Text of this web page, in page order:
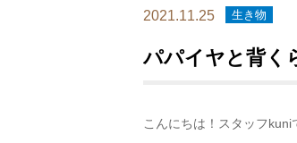
2021.11.25 生き物
パパイヤと背く
こんにちは！スタッフ